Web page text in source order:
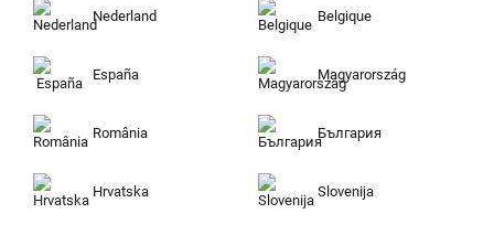
Nederland Belgique
España Magyarország
România България
Hrvatska Slovenija